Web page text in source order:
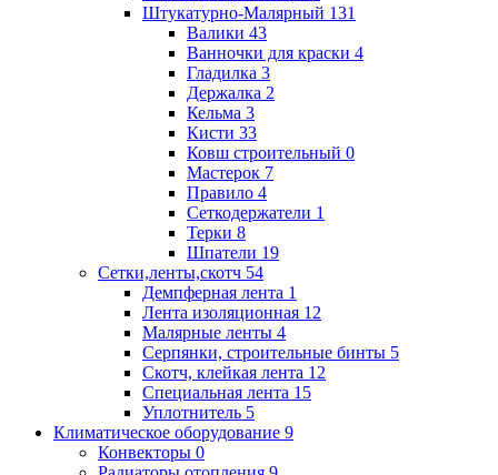
Штукатурно-Малярный 131
Валики 43
Ванночки для краски 4
Гладилка 3
Держалка 2
Кельма 3
Кисти 33
Ковш строительный 0
Мастерок 7
Правило 4
Сеткодержатели 1
Терки 8
Шпатели 19
Сетки,ленты,скотч 54
Демпферная лента 1
Лента изоляционная 12
Малярные ленты 4
Серпянки, строительные бинты 5
Скотч, клейкая лента 12
Специальная лента 15
Уплотнитель 5
Климатическое оборудование 9
Конвекторы 0